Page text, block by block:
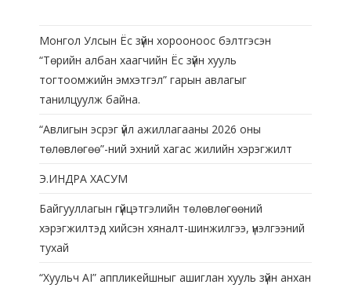
Монгол Улсын Ёс зүйн хорооноос бэлтгэсэн
“Төрийн албан хаагчийн Ёс зүйн хууль
тогтоомжийн эмхэтгэл” гарын авлагыг
танилцуулж байна.
“Авлигын эсрэг үйл ажиллагааны 2026 оны
төлөвлөгөө”-ний эхний хагас жилийн хэрэгжилт
Э.ИНДРА ХАСУМ
Байгууллагын гүйцэтгэлийн төлөвлөгөөний
хэрэгжилтэд хийсэн хяналт-шинжилгээ, үнэлгээний
тухай
“Хуульч АІ” аппликейшныг ашиглан хууль зүйн анхан